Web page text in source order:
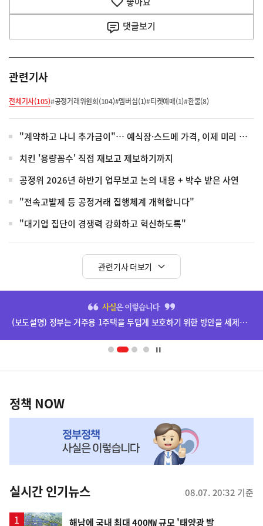
댓글보기
관련기사
전체기사(105)#공정거래위원회(104)#멤버십(1)#티켓예매(1)#환불(8)
"계약하고 나니 추가금이"… 예식장·스드메 가격, 이제 미리 공개해야
치킨 '용량꼼수' 직접 재보고 제보하기까지
공정위 2026년 하반기 업무보고 논의 내용 + 박수 받은 사연
"전속고발제 등 공정거래 집행체계 개혁합니다"
"대기업 집단이 경쟁력 강화하고 혁신하도록"
관련기사 더보기
영
(보도설명) 정부는 거주용 1주택을 두텁게 보호하기 위한 방안을 세제개편안에 담았습니다.
책
NOW,
뉴
스
정책 NOW
실시간 인기뉴스 08.07. 20:32 기준
해남에 국내 최대 400㎿ 규모 '태양광 발